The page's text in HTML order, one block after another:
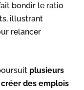
bondir le ratio
illustrant
relancer
plusieurs
des emplois